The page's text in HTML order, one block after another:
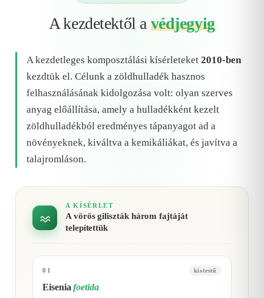
A kezdetektől a védjegyig
A kezdetleges komposztálási kísérleteket 2010-ben
kezdtük el. Célunk a zöldhulladék hasznos
felhasználásának kidolgozása volt: olyan szerves
anyag előállítása, amely a hulladékként kezelt
zöldhulladékból eredményes tápanyagot ad a
növényeknek, kiváltva a kemikáliákat, és javítva a
talajromláson.
A KÍSÉRLET
A vörös giliszták három fajtáját
telepítettük
01 kistestű
Eiseniafoetida